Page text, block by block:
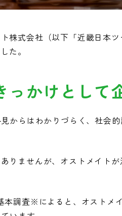
株式会社（以下「近畿日本
た。
っかけとして
からはわかりづらく、社会
りませんが、オストメイト
調査※によると、オストメ